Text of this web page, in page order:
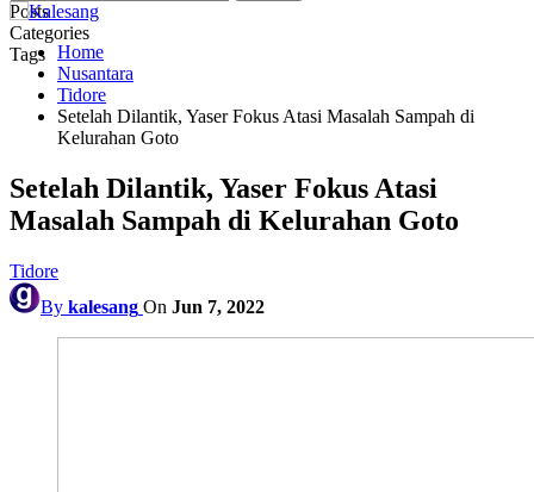
Posts
Categories
Tags Home
Nusantara
Tidore
Setelah Dilantik, Yaser Fokus Atasi Masalah Sampah di
Kelurahan Goto
Setelah Dilantik, Yaser Fokus Atasi
Masalah Sampah di Kelurahan Goto
Tidore
By kalesang On Jun 7, 2022